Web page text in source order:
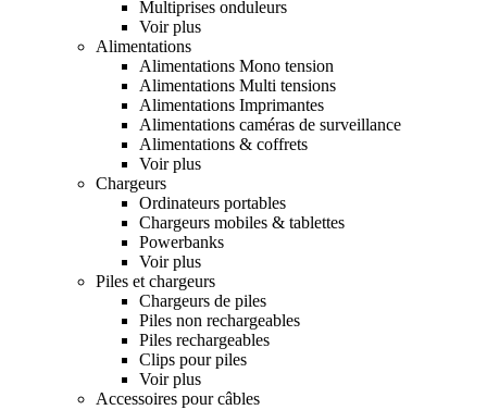
Multiprises onduleurs
Voir plus
Alimentations
Alimentations Mono tension
Alimentations Multi tensions
Alimentations Imprimantes
Alimentations caméras de surveillance
Alimentations & coffrets
Voir plus
Chargeurs
Ordinateurs portables
Chargeurs mobiles & tablettes
Powerbanks
Voir plus
Piles et chargeurs
Chargeurs de piles
Piles non rechargeables
Piles rechargeables
Clips pour piles
Voir plus
Accessoires pour câbles